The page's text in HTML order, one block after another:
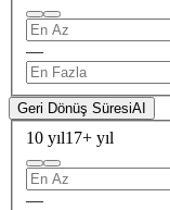
—
Geri Dönüş SüresiAI
10 yıl17+ yıl
—